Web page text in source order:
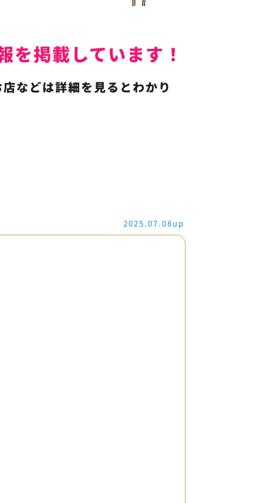
掲載しています！
などは詳細を見るとわかり
2025.07.08up